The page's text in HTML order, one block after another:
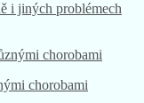
i jiných problémech
chorobami